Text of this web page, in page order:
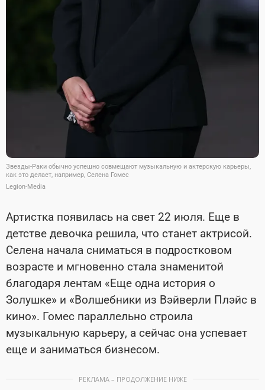
Звезды-Раки обычно успешно совмещают музыкальную и актерскую карьеры,
как это делает, например, Селена Гомес
Legion-Media
Артистка появилась на свет 22 июля. Еще в
детстве девочка решила, что станет актрисой.
Селена начала сниматься в подростковом
возрасте и мгновенно стала знаменитой
благодаря лентам «Еще одна история о
Золушке» и «Волшебники из Вэйверли Плэйс в
кино». Гомес параллельно строила
музыкальную карьеру, а сейчас она успевает
еще и заниматься бизнесом.
РЕКЛАМА – ПРОДОЛЖЕНИЕ НИЖЕ